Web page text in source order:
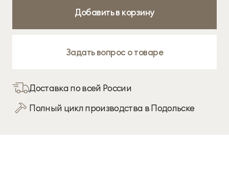
Добавить в корзину
Задать вопрос о товаре
Доставка по всей России
Полный цикл производства в Подольске